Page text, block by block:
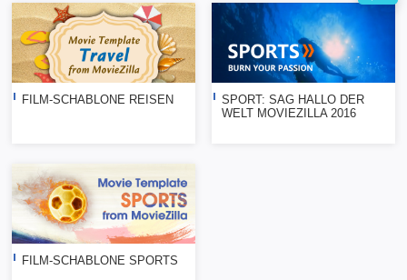
FILM-SCHABLONE REISEN
SPORT: SAG HALLO DER
WELT MOVIEZILLA 2016
FILM-SCHABLONE SPORTS